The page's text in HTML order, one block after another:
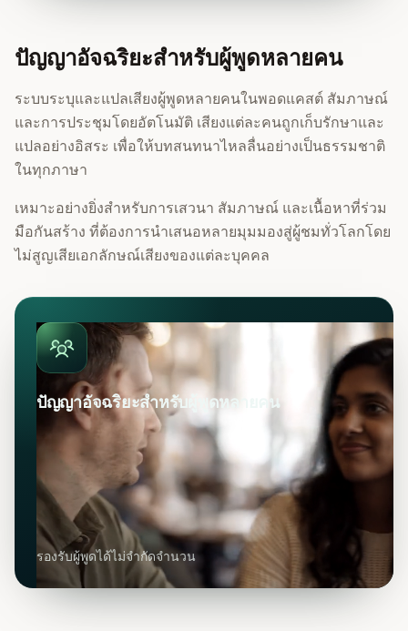
ปัญญาอัจฉริยะสำหรับผู้พูดหลายคน
ระบบระบุและแปลเสียงผู้พูดหลายคนในพอดแคสต์ สัมภาษณ์
และการประชุมโดยอัตโนมัติ เสียงแต่ละคนถูกเก็บรักษาและ
แปลอย่างอิสระ เพื่อให้บทสนทนาไหลลื่นอย่างเป็นธรรมชาติ
ในทุกภาษา
เหมาะอย่างยิ่งสำหรับการเสวนา สัมภาษณ์ และเนื้อหาที่ร่วม
มือกันสร้าง ที่ต้องการนำเสนอหลายมุมมองสู่ผู้ชมทั่วโลกโดย
ไม่สูญเสียเอกลักษณ์เสียงของแต่ละบุคคล
ปัญญาอัจฉริยะสำหรับผู้พูดหลายคน
รองรับผู้พูดได้ไม่จำกัดจำนวน